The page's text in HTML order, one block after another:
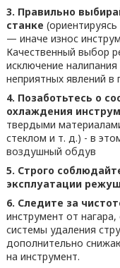
3. Правильно
станке
— иначе износ
Качественный выбор
исключение
неприятных явлений в
4. Позаботьтесь о
охлаждения
твердыми
стеклом и т. д.) - в
воздушный обдув
5. Строго
эксплуатации
6. Следите за
инструмент от
системы удаления
дополнительно
на инструмент.